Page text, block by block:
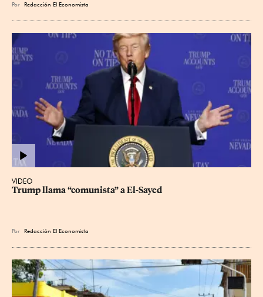
Por Redacción El Economista
VIDEO
Trump llama “comunista” a El-Sayed
Por Redacción El Economista